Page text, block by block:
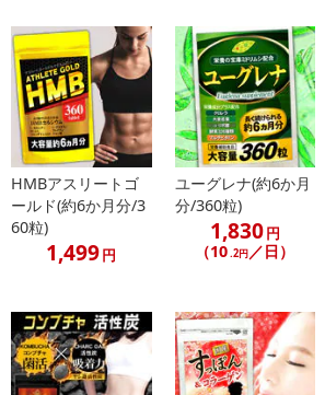
【GMP認定工場製造】
(*)GMPとは、Good Manufacturing
範」といいます。
・賞味期限：
製造日より3年
※商品到着時点でのお日持ち期間は、配送
ますのでご了承ください。
・原産国（最終加工地）：日本
・原材料/材質/素材：大麦若葉末、植物醗酵
ン、糖類、野草、果物、野菜、海藻エキス)
大豆、やまいも、りんご、オレンジ、キウイ
ーナッツ、ゴマを含む)
・お召し上がり方：栄養補助食品として1日
HMBアスリートゴ
ールド(約6か月分/3
60粒)
1,499円
ユーグレナ(約6か月
分/360粒)
1,830円
（10.2円／日）